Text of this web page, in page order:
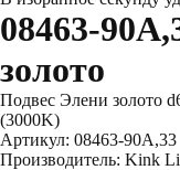
08463-
золото
Подвес Элени золото
(3000K)
Артикул: 08463-90A,33
Производитель: Kink